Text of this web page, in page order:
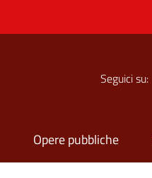
Seguici su:
Opere pubbliche